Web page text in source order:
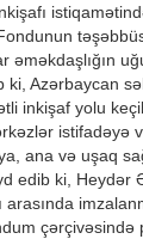
əməkdaşlığın
ki, Azərbaycan
inkişaf yolu
ana və uşaq
edib ki, Heydər
arasında